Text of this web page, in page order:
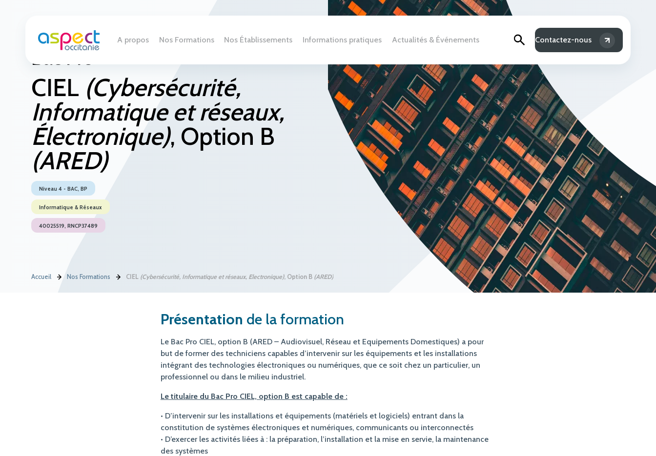
A propos Nos Formations Nos Établissements Informations pratiques Actualités & Événements Contactez-nous
CIEL (Cybersécurité,
Informatique et réseaux,
Électronique), Option B
(ARED)
Bac Pro
Niveau 4 - BAC, BP
Informatique & Réseaux
40025519, RNCP37489
Accueil Nos Formations CIEL (Cybersécurité, Informatique et réseaux, Électronique), Option B (ARED)
Présentation de la formation
Le Bac Pro CIEL, option B (ARED – Audiovisuel, Réseau et Equipements Domestiques) a pour
but de former des techniciens capables d’intervenir sur les équipements et les installations
intégrant des technologies électroniques ou numériques, que ce soit chez un particulier, un
professionnel ou dans le milieu industriel.
Le titulaire du Bac Pro CIEL, option B est capable de :
• D’intervenir sur les installations et équipements (matériels et logiciels) entrant dans la
constitution de systèmes électroniques et numériques, communicants ou interconnectés
• D’exercer les activités liées à : la préparation, l’installation et la mise en servie, la maintenance
des systèmes